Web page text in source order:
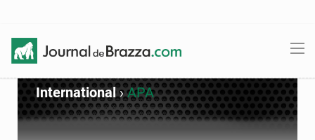
International›APA